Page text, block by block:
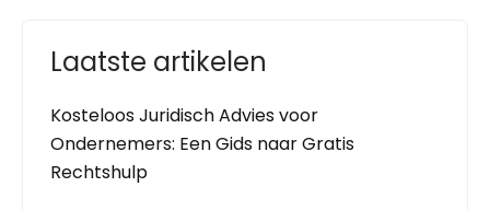
Laatste artikelen
Kosteloos Juridisch Advies voor
Ondernemers: Een Gids naar Gratis
Rechtshulp